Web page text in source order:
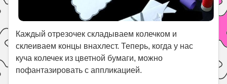
Каждый отрезочек складываем колечком и
склеиваем концы внахлест. Теперь, когда у нас
куча колечек из цветной бумаги, можно
пофантазировать с аппликацией.